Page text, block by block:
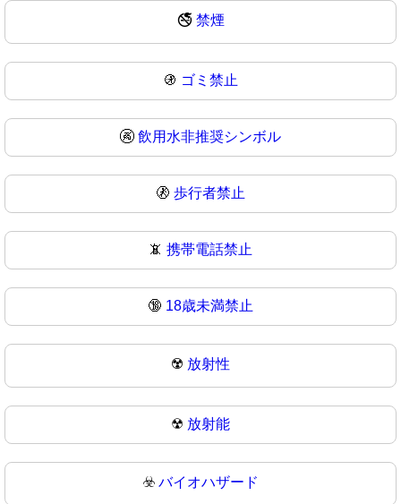
🚭 禁煙
🚯 ゴミ禁止
🚱 飲用水非推奨シンボル
🚷 歩行者禁止
📵 携帯電話禁止
🔞 18歳未満禁止
☢️ 放射性
☢ 放射能
☣️ バイオハザード